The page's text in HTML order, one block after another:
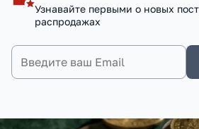
Узнавайте первыми о новых
распродажах